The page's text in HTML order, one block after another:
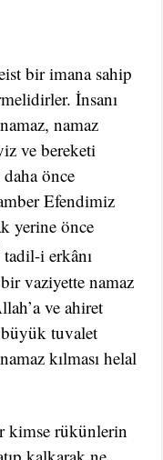
bir imana sahip
İnsanı
namaz
ve bereketi
önce
Efendimiz
yerine önce
tadil-i erkânı
vaziyette namaz
ve ahiret
tuvalet
kılması helal
kimse rükünlerin